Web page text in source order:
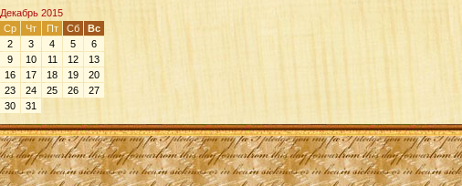
Декабрь 2015
Ср Чт Пт Сб
Вс
2 3 4 5
6
9 10 11 12
13
16 17 18 19
20
23 24 25 26
27
30 31